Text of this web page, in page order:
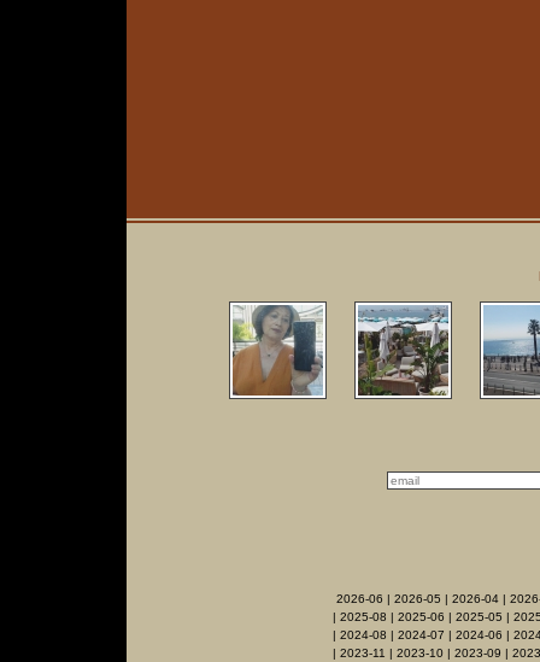
2026-06 | 2026-05 | 2026-04 |
| 2025-08 | 2025-06 | 2025-05 |
| 2024-08 | 2024-07 | 2024-06 |
| 2023-11 | 2023-10 | 2023-09 |